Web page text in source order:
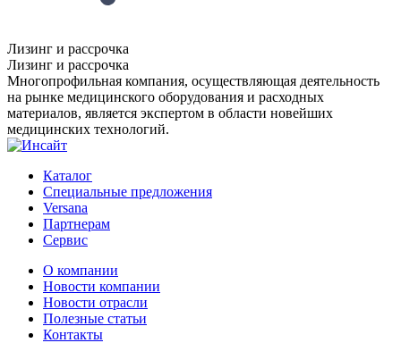
Лизинг и рассрочка
Лизинг и рассрочка
Многопрофильная компания, осуществляющая деятельность
на рынке медицинского оборудования и расходных
материалов, является экспертом в области новейших
медицинских технологий.
Каталог
Специальные предложения
Versana
Партнерам
Сервис
О компании
Новости компании
Новости отрасли
Полезные статьи
Контакты